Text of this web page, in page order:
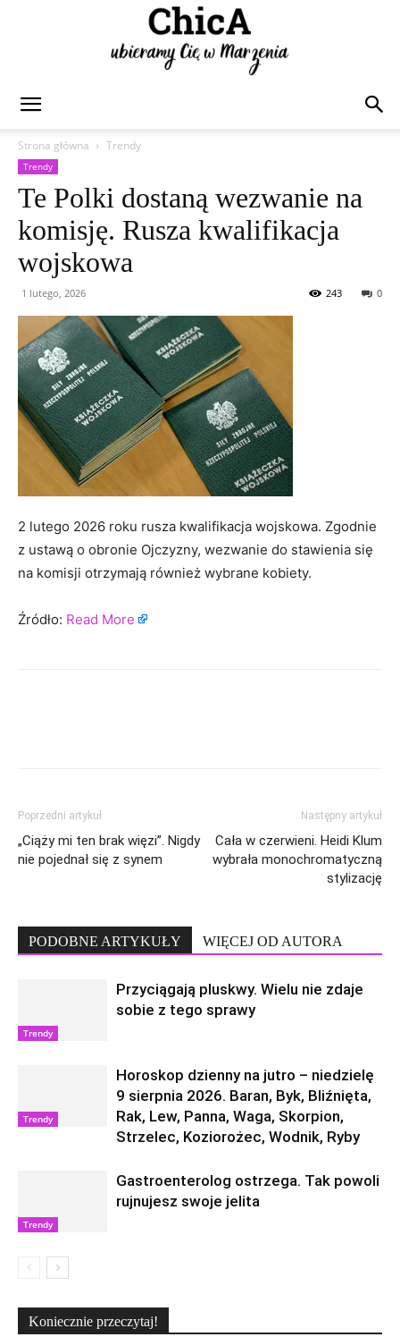
Strona główna
Trendy
Trendy
Te Polki dostaną wezwanie na
komisję. Rusza kwalifikacja
wojskowa
1 lutego, 2026 0
243
2 lutego 2026 roku rusza kwalifikacja wojskowa. Zgodnie
z ustawą o obronie Ojczyzny, wezwanie do stawienia się
na komisji otrzymają również wybrane kobiety.
Źródło: Read More
Poprzedni artykuł
„Ciąży mi ten brak więzi”. Nigdy
nie pojednał się z synem
Następny artykuł
Cała w czerwieni. Heidi Klum
wybrała monochromatyczną
stylizację
PODOBNE ARTYKUŁY WIĘCEJ OD AUTORA
Trendy
Przyciągają pluskwy. Wielu nie zdaje
sobie z tego sprawy
Trendy
Horoskop dzienny na jutro – niedzielę
9 sierpnia 2026. Baran, Byk, Bliźnięta,
Rak, Lew, Panna, Waga, Skorpion,
Strzelec, Koziorożec, Wodnik, Ryby
Trendy
Gastroenterolog ostrzega. Tak powoli
rujnujesz swoje jelita
Koniecznie przeczytaj!